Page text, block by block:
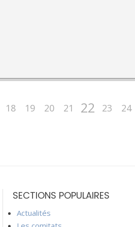
18 19 20 21 22 23 24
SECTIONS POPULAIRES
Actualités